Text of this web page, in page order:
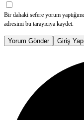
Bir dahaki sefere yorum
adresimi bu tarayıcıya kaydet.
Yorum Gönder Giriş Yap